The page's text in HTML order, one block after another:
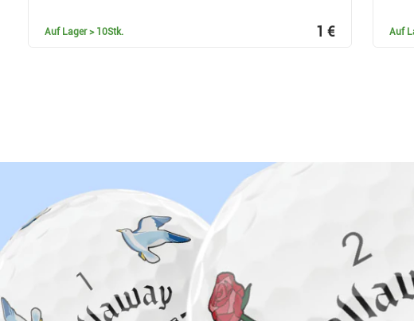
Auf Lager> 10Stk. 1 € Auf